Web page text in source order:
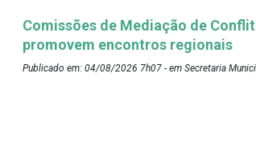
Comissões de Mediação de
promovem encontros regionais
Publicado em: 04/08/2026 7h07 - em Secretaria